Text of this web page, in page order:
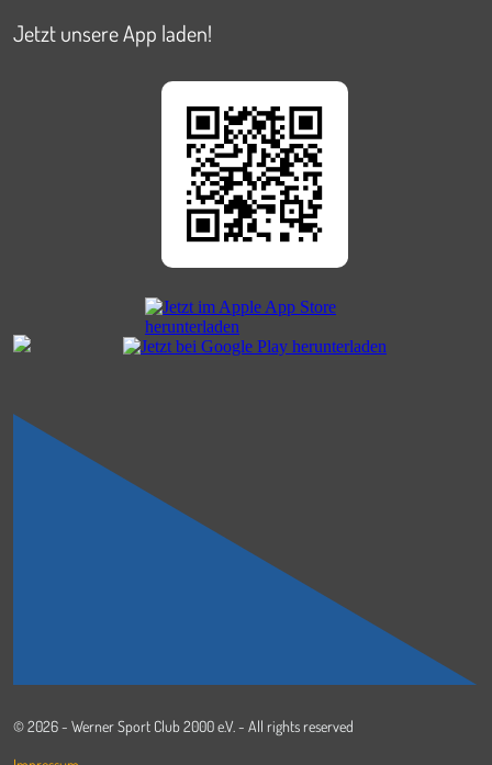
Jetzt unsere App laden!
© 2026 - Werner Sport Club 2000 e.V. - All rights reserved